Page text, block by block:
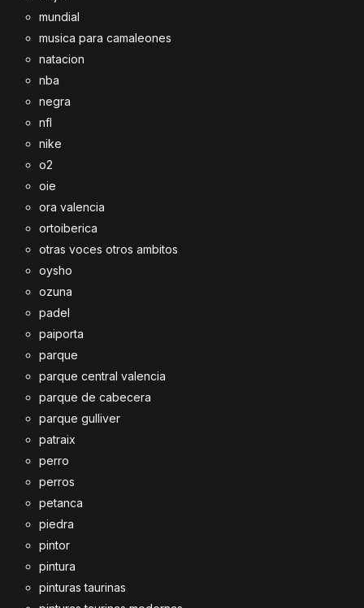
mundial
musica para camaleones
natacion
nba
negra
nfl
nike
o2
oie
ora valencia
ortoiberica
otras voces otros ambitos
oysho
ozuna
padel
paiporta
parque
parque central valencia
parque de cabecera
parque gulliver
patraix
perro
perros
petanca
piedra
pintor
pintura
pinturas taurinas